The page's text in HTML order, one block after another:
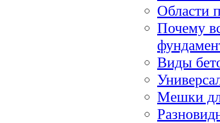
Области
Почему
Виды
Мешки